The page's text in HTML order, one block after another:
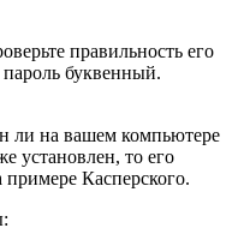
правильность его
буквенный.
ли на вашем компьютере
установлен, то его
Касперского.